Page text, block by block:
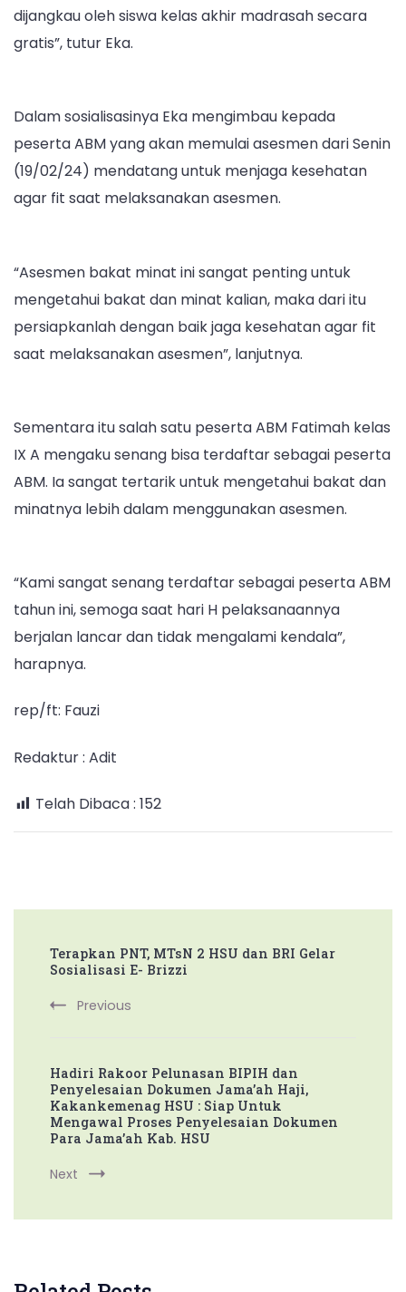
dijangkau oleh siswa kelas akhir madrasah secara
gratis”, tutur Eka.
Dalam sosialisasinya Eka mengimbau kepada
peserta ABM yang akan memulai asesmen dari Senin
(19/02/24) mendatang untuk menjaga kesehatan
agar fit saat melaksanakan asesmen.
“Asesmen bakat minat ini sangat penting untuk
mengetahui bakat dan minat kalian, maka dari itu
persiapkanlah dengan baik jaga kesehatan agar fit
saat melaksanakan asesmen”, lanjutnya.
Sementara itu salah satu peserta ABM Fatimah kelas
IX A mengaku senang bisa terdaftar sebagai peserta
ABM. Ia sangat tertarik untuk mengetahui bakat dan
minatnya lebih dalam menggunakan asesmen.
“Kami sangat senang terdaftar sebagai peserta ABM
tahun ini, semoga saat hari H pelaksanaannya
berjalan lancar dan tidak mengalami kendala”,
harapnya.
rep/ft: Fauzi
Redaktur : Adit
Telah Dibaca : 152
Navigation
Terapkan PNT, MTsN 2 HSU dan BRI Gelar
Sosialisasi E- Brizzi
Previous
Hadiri Rakoor Pelunasan BIPIH dan
Penyelesaian Dokumen Jama’ah Haji,
Kakankemenag HSU : Siap Untuk
Mengawal Proses Penyelesaian Dokumen
Para Jama’ah Kab. HSU
Next